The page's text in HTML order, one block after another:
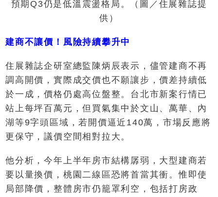
預期Q3仍是低溫震盪格局。（圖／住展雜誌提
供）
建商不讓價！風險持續攀升中
住展雜誌企研室總監陳炳辰表示，儘管建商不再
調高開價，實際成交價也不願讓步，價差持續低
於一成，價格仍處高位盤整。台北市新案行情已
站上每坪百萬元，但買氣集中於文山、萬華、內
湖等9字頭區域，若開價逼近140萬，市場反應將
更保守，議價空間相對拉大。
他分析，今年上半年房市結構孱弱，大型建商若
要以量換價，桃園二線區恐將首當其衝。惟即使
局部降價，整體房市仍籠罩利空，包括打房政